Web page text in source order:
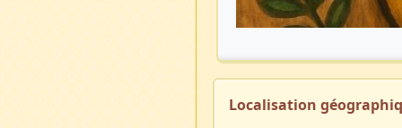
Localisation